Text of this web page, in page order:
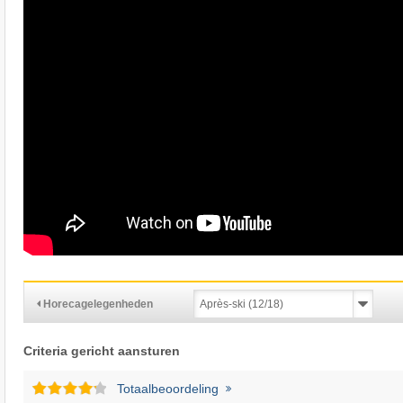
Horecagelegenheden
Criteria gericht aansturen
Totaalbeoordeling